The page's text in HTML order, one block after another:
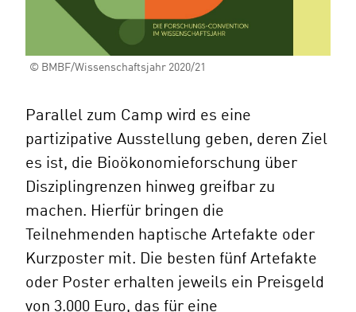
© BMBF/Wissenschaftsjahr 2020/21
Parallel zum Camp wird es eine
partizipative Ausstellung geben, deren Ziel
es ist, die Bioökonomieforschung über
Disziplingrenzen hinweg greifbar zu
machen. Hierfür bringen die
Teilnehmenden haptische Artefakte oder
Kurzposter mit. Die besten fünf Artefakte
oder Poster erhalten jeweils ein Preisgeld
von 3.000 Euro, das für eine